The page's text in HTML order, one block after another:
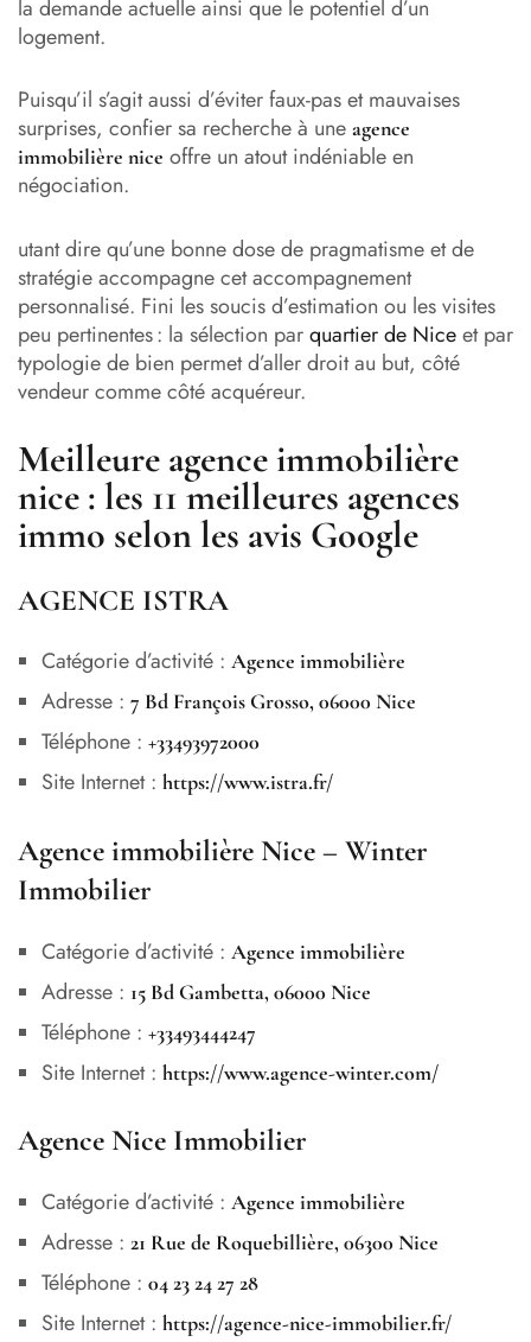
la demande actuelle ainsi que le potentiel d’un
logement.
Puisqu’il s’agit aussi d’éviter faux-pas et mauvaises
surprises, confier sa recherche à une agence
immobilière nice offre un atout indéniable en
négociation.
utant dire qu’une bonne dose de pragmatisme et de
stratégie accompagne cet accompagnement
personnalisé. Fini les soucis d’estimation ou les visites
peu pertinentes : la sélection parquartier de Niceet par
typologie de bien permet d’aller droit au but, côté
vendeur comme côté acquéreur.
Meilleure agence immobilière
nice : les 11 meilleures agences
immo selon les avis Google
AGENCE ISTRA
Catégorie d’activité : Agence immobilière
Adresse : 7 Bd François Grosso, 06000 Nice
Téléphone : +33493972000
Site Internet : https://www.istra.fr/
Agence immobilière Nice – Winter
Immobilier
Catégorie d’activité : Agence immobilière
Adresse : 15 Bd Gambetta, 06000 Nice
Téléphone : +33493444247
Site Internet : https://www.agence-winter.com/
Agence Nice Immobilier
Catégorie d’activité : Agence immobilière
Adresse : 21 Rue de Roquebillière, 06300 Nice
Téléphone : 04 23 24 27 28
Site Internet : https://agence-nice-immobilier.fr/